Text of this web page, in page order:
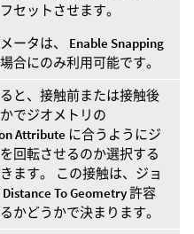
セットさせます。
ータは、 Enable Snapping
合にのみ利用可能です。
と、接触前または接触後
でジオメトリの
Attribute に合うようにジ
回転させるのか選択する
ます。 この接触は、ジョ
Distance To Geometry許容
かどうかで決まります。